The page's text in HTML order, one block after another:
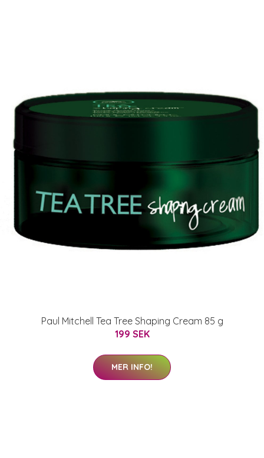
Paul Mitchell Tea Tree Shaping Cream 85 g
199 SEK
MER INFO!